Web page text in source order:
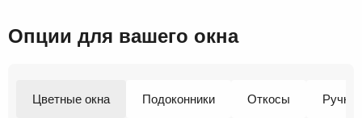
Опции для вашего окна
Цветные окна Подоконники Откосы
Ручки